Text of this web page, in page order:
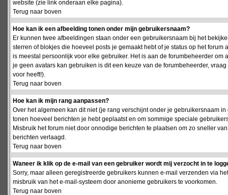
website (zie link onderaan elke pagina).
Terug naar boven
Hoe kan ik een afbeelding tonen onder mijn gebruikersnaam?
Er kunnen twee afbeeldingen staan onder een gebruikersnaam bij het
sterren of blokjes die hoeveel posts je gemaakt hebt of je status op het
is meestal persoonlijk voor elke gebruiker. Het is aan de forumbeheerder
je geen avatars kan gebruiken is dit een keuze van de forumbeheerder,
voor heeft!).
Terug naar boven
Hoe kan ik mijn rang aanpassen?
Over het algemeen kan dit niet (je rang verschijnt onder je gebruikersnaam
tonen hoeveel berichten je hebt geplaatst en om sommige speciale
Misbruik het forum niet door onnodige berichten te plaatsen om zo sneller
berichten verlaagd.
Terug naar boven
Waneer ik klik op de e-mail van een gebruiker wordt mij verzocht in te
Sorry, maar alleen geregistreerde gebruikers kunnen e-mail verzenden via
misbruik van het e-mail-systeem door anonieme gebruikers te voorkomen.
Terug naar boven